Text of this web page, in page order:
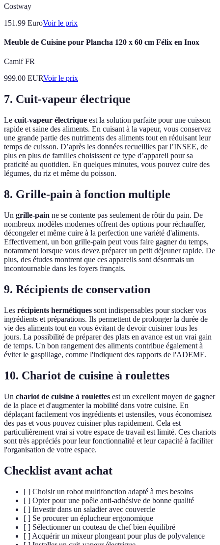
Costway
151.99 EuroVoir le prix
Meuble de Cuisine pour Plancha 120 x 60 cm Félix en Inox
Camif FR
999.00 EURVoir le prix
7. Cuit-vapeur électrique
Le cuit-vapeur électrique est la solution parfaite pour une cuisson
rapide et saine des aliments. En cuisant à la vapeur, vous conservez
une grande partie des nutriments des aliments tout en réduisant leur
temps de cuisson. D’après les données recueillies par l’INSEE, de
plus en plus de familles choisissent ce type d’appareil pour sa
praticité au quotidien. En quelques minutes, vous pouvez cuire des
légumes, du riz et même du poisson.
8. Grille-pain à fonction multiple
Un grille-pain ne se contente pas seulement de rôtir du pain. De
nombreux modèles modernes offrent des options pour réchauffer,
décongeler et même cuire à la perfection une variété d'aliments.
Effectivement, un bon grille-pain peut vous faire gagner du temps,
notamment lorsque vous devez préparer un petit déjeuner rapide. De
plus, des études montrent que ces appareils sont désormais un
incontournable dans les foyers français.
9. Récipients de conservation
Les récipients hermétiques sont indispensables pour stocker vos
ingrédients et préparations. Ils permettent de prolonger la durée de
vie des aliments tout en vous évitant de devoir cuisiner tous les
jours. La possibilité de préparer des plats en avance est un vrai gain
de temps. Un bon rangement des aliments contribue également à
éviter le gaspillage, comme l'indiquent des rapports de l'ADEME.
10. Chariot de cuisine à roulettes
Un chariot de cuisine à roulettes est un excellent moyen de gagner
de la place et d'augmenter la mobilité dans votre cuisine. En
déplaçant facilement vos ingrédients et ustensiles, vous économisez
des pas et vous pouvez cuisiner plus rapidement. Cela est
particulièrement vrai si votre espace de travail est limité. Ces chariots
sont très appréciés pour leur fonctionnalité et leur capacité à faciliter
l'organisation de votre espace.
Checklist avant achat
[ ] Choisir un robot multifonction adapté à mes besoins
[ ] Opter pour une poêle anti-adhésive de bonne qualité
[ ] Investir dans un saladier avec couvercle
[ ] Se procurer un éplucheur ergonomique
[ ] Sélectionner un couteau de chef bien équilibré
[ ] Acquérir un mixeur plongeant pour plus de polyvalence